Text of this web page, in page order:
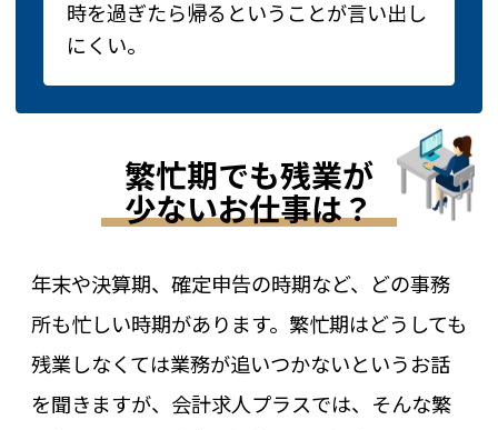
時を過ぎたら帰るということが言い出し
にくい。
繁忙期でも残業が
少ないお仕事は？
年末や決算期、確定申告の時期など、どの事務
所も忙しい時期があります。繁忙期はどうしても
残業しなくては業務が追いつかないというお話
を聞きますが、会計求人プラスでは、そんな繁